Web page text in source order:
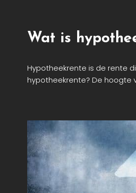
Wat is
Hypotheekrente is de rente
hypotheekrente? De hoogte